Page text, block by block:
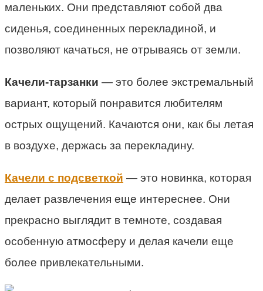
маленьких. Они представляют собой два
сиденья, соединенных перекладиной, и
позволяют качаться, не отрываясь от земли.
Качели-тарзанки — это более экстремальный
вариант, который понравится любителям
острых ощущений. Качаются они, как бы летая
в воздухе, держась за перекладину.
Качели с подсветкой — это новинка, которая
делает развлечения еще интереснее. Они
прекрасно выглядит в темноте, создавая
особенную атмосферу и делая качели еще
более привлекательными.